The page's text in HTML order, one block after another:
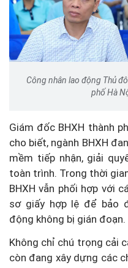
Công nhân lao động Thủ
phố Hà
Giám đốc BHXH thành
cho biết, ngành BHXH
mềm tiếp nhận, giải
toàn trình. Trong thời
BHXH vẫn phối hợp với
sơ giấy hợp lệ để bảo
động không bị gián đoạn.
Không chỉ chú trọng cải
còn đang xây dựng các